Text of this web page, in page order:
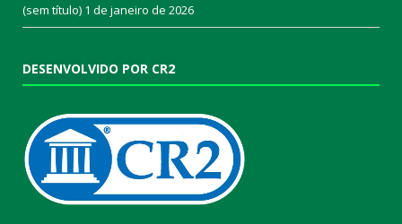
(sem título) 1 de janeiro de 2026
DESENVOLVIDO POR CR2